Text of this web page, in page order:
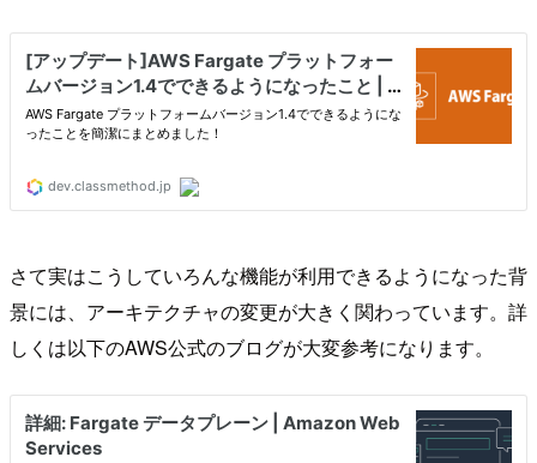
さて実はこうしていろんな機能が利用できるようになった背
景には、アーキテクチャの変更が大きく関わっています。詳
しくは以下のAWS公式のブログが大変参考になります。